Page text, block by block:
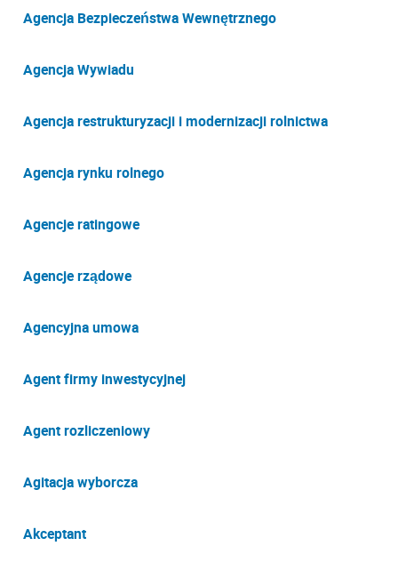
Agencja Bezpieczeństwa Wewnętrznego
Agencja Wywiadu
Agencja restrukturyzacji i modernizacji rolnictwa
Agencja rynku rolnego
Agencje ratingowe
Agencje rządowe
Agencyjna umowa
Agent firmy inwestycyjnej
Agent rozliczeniowy
Agitacja wyborcza
Akceptant